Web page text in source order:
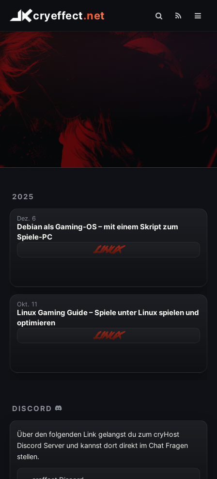
cryeffect.net
2025
Dez. 6
Debian als Gaming-OS – mit einem Skript zum
Spiele-PC
Linux
Okt. 11
Linux Gaming Guide – Spiele unter Linux spielen und
optimieren
Linux
DISCORD
Über den folgenden Link gelangst du zum cryHost
Discord Server und kannst dort direkt im Chat Fragen
stellen.
Startseite
Shop
Arduino
Linux
Raspberry Pi
Logo Comfort
Fotografie
» PHP
» Windows
» Datenschutzerklärung